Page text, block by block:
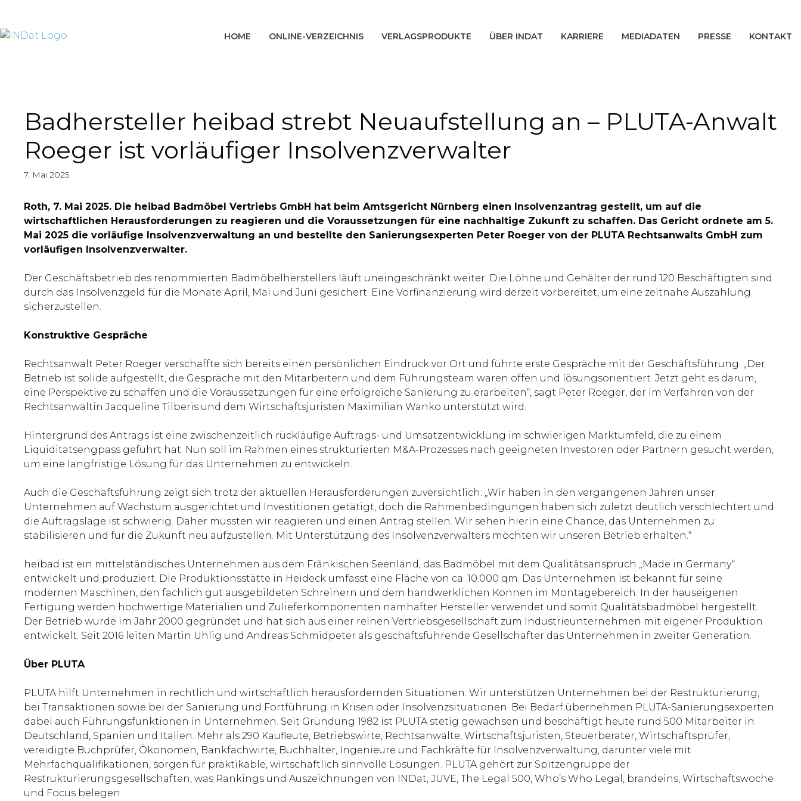
HOME ONLINE-VERZEICHNIS VERLAGSPRODUKTE ÜBER INDAT KARRIERE MEDIADATEN PRESSE KONTAKT
Badhersteller heibad strebt Neuaufstellung an – PLUTA-Anwalt
Roeger ist vorläufiger Insolvenzverwalter
7. Mai 2025
Roth, 7. Mai 2025. Die heibad Badmöbel Vertriebs GmbH hat beim Amtsgericht Nürnberg einen Insolvenzantrag gestellt, um auf die
wirtschaftlichen Herausforderungen zu reagieren und die Voraussetzungen für eine nachhaltige Zukunft zu schaffen. Das Gericht ordnete am 5.
Mai 2025 die vorläufige Insolvenzverwaltung an und bestellte den Sanierungsexperten Peter Roeger von der PLUTA Rechtsanwalts GmbH zum
vorläufigen Insolvenzverwalter.
Der Geschäftsbetrieb des renommierten Badmöbelherstellers läuft uneingeschränkt weiter. Die Löhne und Gehälter der rund 120 Beschäftigten sind
durch das Insolvenzgeld für die Monate April, Mai und Juni gesichert. Eine Vorfinanzierung wird derzeit vorbereitet, um eine zeitnahe Auszahlung
sicherzustellen.
Konstruktive Gespräche
Rechtsanwalt Peter Roeger verschaffte sich bereits einen persönlichen Eindruck vor Ort und führte erste Gespräche mit der Geschäftsführung. „Der
Betrieb ist solide aufgestellt, die Gespräche mit den Mitarbeitern und dem Führungsteam waren offen und lösungsorientiert. Jetzt geht es darum,
eine Perspektive zu schaffen und die Voraussetzungen für eine erfolgreiche Sanierung zu erarbeiten“, sagt Peter Roeger, der im Verfahren von der
Rechtsanwältin Jacqueline Tilberis und dem Wirtschaftsjuristen Maximilian Wanko unterstützt wird.
Hintergrund des Antrags ist eine zwischenzeitlich rückläufige Auftrags- und Umsatzentwicklung im schwierigen Marktumfeld, die zu einem
Liquiditätsengpass geführt hat. Nun soll im Rahmen eines strukturierten M&A-Prozesses nach geeigneten Investoren oder Partnern gesucht werden,
um eine langfristige Lösung für das Unternehmen zu entwickeln.
Auch die Geschäftsführung zeigt sich trotz der aktuellen Herausforderungen zuversichtlich: „Wir haben in den vergangenen Jahren unser
Unternehmen auf Wachstum ausgerichtet und Investitionen getätigt, doch die Rahmenbedingungen haben sich zuletzt deutlich verschlechtert und
die Auftragslage ist schwierig. Daher mussten wir reagieren und einen Antrag stellen. Wir sehen hierin eine Chance, das Unternehmen zu
stabilisieren und für die Zukunft neu aufzustellen. Mit Unterstützung des Insolvenzverwalters möchten wir unseren Betrieb erhalten.“
heibad ist ein mittelständisches Unternehmen aus dem Fränkischen Seenland, das Badmöbel mit dem Qualitätsanspruch „Made in Germany“
entwickelt und produziert. Die Produktionsstätte in Heideck umfasst eine Fläche von ca. 10.000 qm. Das Unternehmen ist bekannt für seine
modernen Maschinen, den fachlich gut ausgebildeten Schreinern und dem handwerklichen Können im Montagebereich. In der hauseigenen
Fertigung werden hochwertige Materialien und Zulieferkomponenten namhafter Hersteller verwendet und somit Qualitätsbadmöbel hergestellt.
Der Betrieb wurde im Jahr 2000 gegründet und hat sich aus einer reinen Vertriebsgesellschaft zum Industrieunternehmen mit eigener Produktion
entwickelt. Seit 2016 leiten Martin Uhlig und Andreas Schmidpeter als geschäftsführende Gesellschafter das Unternehmen in zweiter Generation.
Über PLUTA
PLUTA hilft Unternehmen in rechtlich und wirtschaftlich herausfordernden Situationen. Wir unterstützen Unternehmen bei der Restrukturierung,
bei Transaktionen sowie bei der Sanierung und Fortführung in Krisen oder Insolvenzsituationen. Bei Bedarf übernehmen PLUTA-Sanierungsexperten
dabei auch Führungsfunktionen in Unternehmen. Seit Gründung 1982 ist PLUTA stetig gewachsen und beschäftigt heute rund 500 Mitarbeiter in
Deutschland, Spanien und Italien. Mehr als 290 Kaufleute, Betriebswirte, Rechtsanwälte, Wirtschaftsjuristen, Steuerberater, Wirtschaftsprüfer,
vereidigte Buchprüfer, Ökonomen, Bankfachwirte, Buchhalter, Ingenieure und Fachkräfte für Insolvenzverwaltung, darunter viele mit
Mehrfachqualifikationen, sorgen für praktikable, wirtschaftlich sinnvolle Lösungen. PLUTA gehört zur Spitzengruppe der
Restrukturierungsgesellschaften, was Rankings und Auszeichnungen von INDat, JUVE, The Legal 500, Who’s Who Legal, brandeins, Wirtschaftswoche
und Focus belegen.